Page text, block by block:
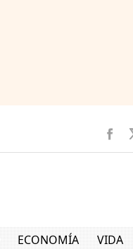
ECONOMÍA VIDA